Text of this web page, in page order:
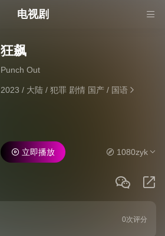
电视剧
狂飙
Punch Out
2023 / 大陆 / 犯罪 剧情 国产/ 国语
立即播放 1080zyk
0次评分